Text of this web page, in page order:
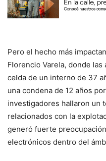
Pero el hecho más
Florencio Varela, donde
celda de un interno de 37
una condena de 12 años
investigadores hallaron un
relacionados con la
generó fuerte
electrónicos dentro del